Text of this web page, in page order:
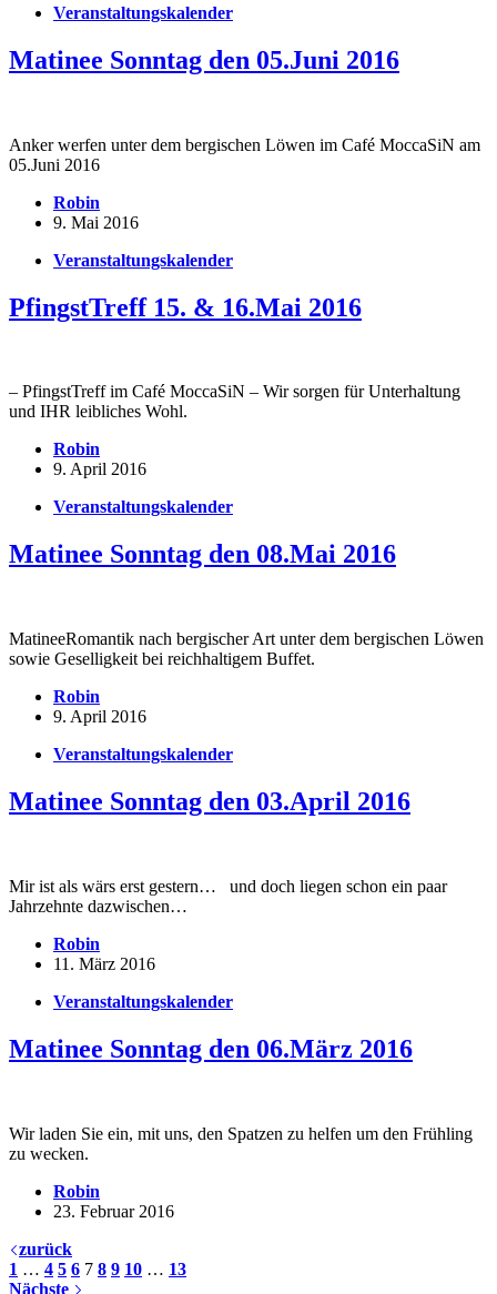
Veranstaltungskalender
Matinee Sonntag den 05.Juni 2016
Anker werfen unter dem bergischen Löwen im Café MoccaSiN am
05.Juni 2016
Robin
9. Mai 2016
Veranstaltungskalender
PfingstTreff 15. & 16.Mai 2016
– PfingstTreff im Café MoccaSiN – Wir sorgen für Unterhaltung
und IHR leibliches Wohl.
Robin
9. April 2016
Veranstaltungskalender
Matinee Sonntag den 08.Mai 2016
MatineeRomantik nach bergischer Art unter dem bergischen Löwen
sowie Geselligkeit bei reichhaltigem Buffet.
Robin
9. April 2016
Veranstaltungskalender
Matinee Sonntag den 03.April 2016
Mir ist als wärs erst gestern… und doch liegen schon ein paar
Jahrzehnte dazwischen…
Robin
11. März 2016
Veranstaltungskalender
Matinee Sonntag den 06.März 2016
Wir laden Sie ein, mit uns, den Spatzen zu helfen um den Frühling
zu wecken.
Robin
23. Februar 2016
zurück
1 … 4 5 6 7 8 9 10 … 13
Nächste